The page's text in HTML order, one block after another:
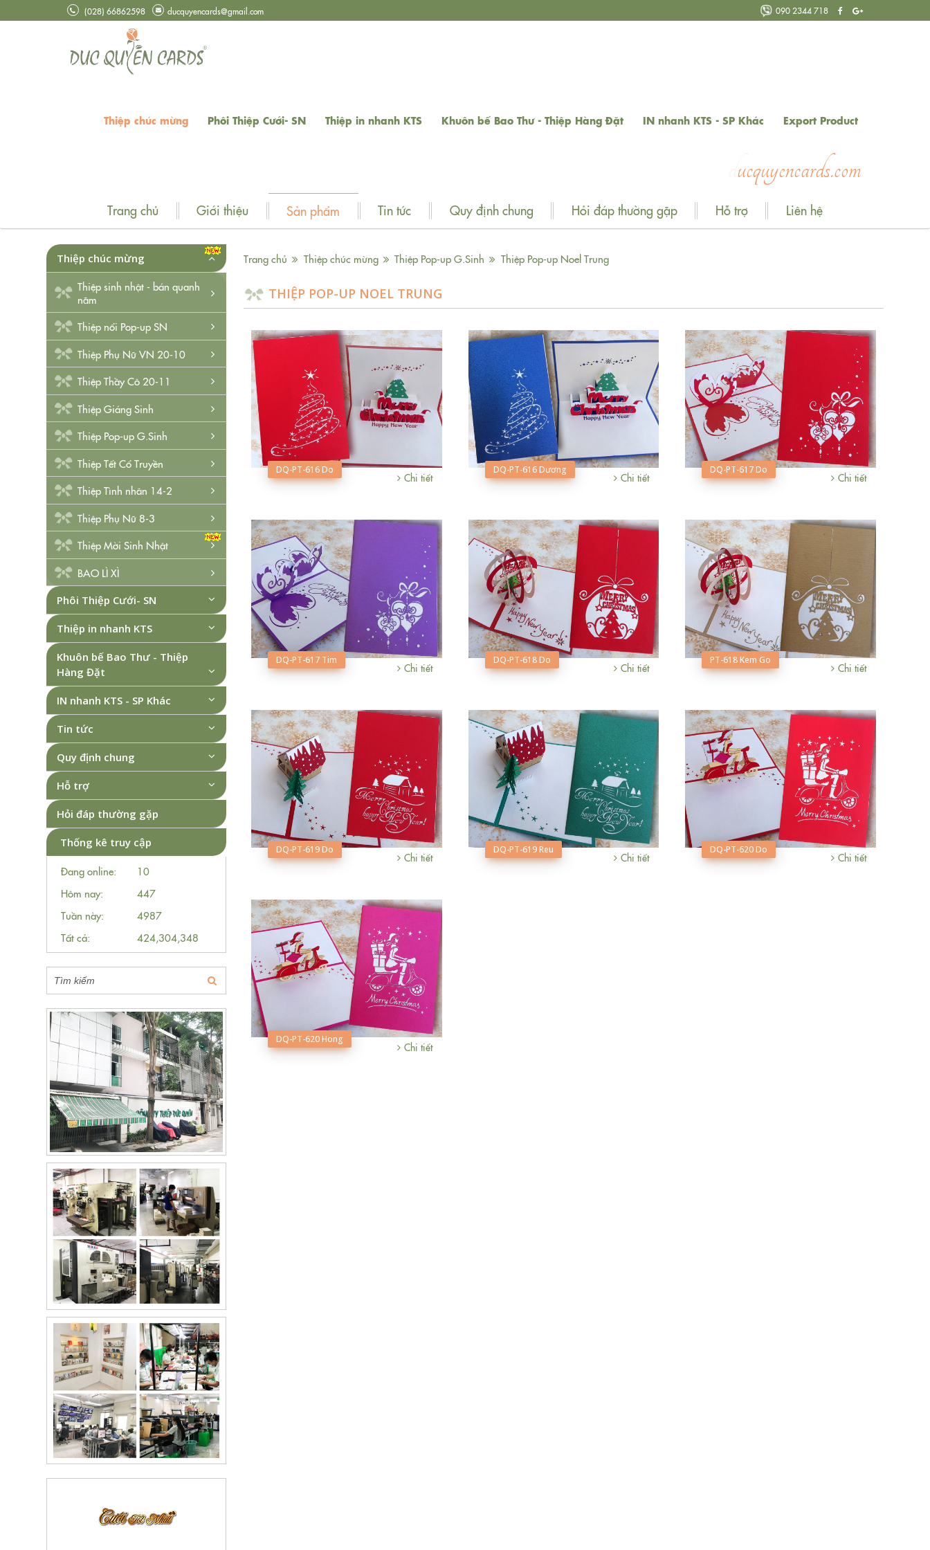
(028) 66862598 ducquyencards@gmail.com 090 2344 718
Thiệp chúc mừng Phôi Thiệp Cưới- SN Thiệp in nhanh KTS Khuôn bế Bao Thư - Thiệp Hàng Đặt IN nhanh KTS - SP Khác Export Product
yencards.com
Trang chủ Giới thiệu Sản phẩm Tin tức Quy định chung Hỏi đáp thường gặp Hỗ trợ Liên hệ
Trang chủ Thiệp chúc mừng Thiệp Pop-up G.Sinh Thiệp Pop-up Noel Trung
THIỆP POP-UP NOEL TRUNG
DQ-PT-616 Do
Chi tiết
DQ-PT-616 Dương
Chi tiết
DQ-PT-617 Do
Chi tiết
DQ-PT-617 Tim
Chi tiết
DQ-PT-618 Do
Chi tiết
PT-618 Kem Go
Chi tiết
DQ-PT-619 Do
Chi tiết
DQ-PT-619 Reu
Chi tiết
DQ-PT-620 Do
Chi tiết
DQ-PT-620 Hong
Chi tiết
Thiệp chúc mừng
Thiệp sinh nhật - bán quanh
năm
Thiệp nổi Pop-up SN
Thiệp Phụ Nữ VN 20-10
Thiệp Thầy Cô 20-11
Thiệp Giáng Sinh
Thiệp Pop-up G.Sinh
Thiệp Tết Cổ Truyền
Thiệp Tình nhân 14-2
Thiệp Phụ Nữ 8-3
Thiệp Mời Sinh Nhật
BAO LÌ XÌ
Phôi Thiệp Cưới- SN
Thiệp in nhanh KTS
Khuôn bế Bao Thư - Thiệp
Hàng Đặt
IN nhanh KTS - SP Khác
Tin tức
Quy định chung
Hỗ trợ
Hỏi đáp thường gặp
Thống kê truy cập
Đang online:
10
Hôm nay:
447
Tuần này:
4987
Tất cả:
424,304,348